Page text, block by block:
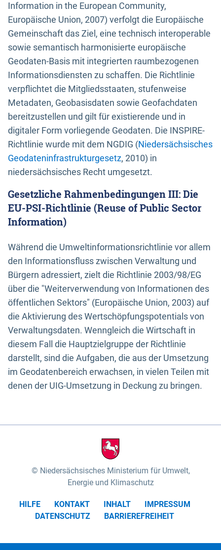
Information in the European Community,
Europäische Union, 2007) verfolgt die Europäische
Gemeinschaft das Ziel, eine technisch interoperable
sowie semantisch harmonisierte europäische
Geodaten-Basis mit integrierten raumbezogenen
Informationsdiensten zu schaffen. Die Richtlinie
verpflichtet die Mitgliedsstaaten, stufenweise
Metadaten, Geobasisdaten sowie Geofachdaten
bereitzustellen und gilt für existierende und in
digitaler Form vorliegende Geodaten. Die INSPIRE-
Richtlinie wurde mit dem NGDIG (Niedersächsisches
Geodateninfrastrukturgesetz, 2010) in
niedersächsisches Recht umgesetzt.
Gesetzliche Rahmenbedingungen III: Die
EU-PSI-Richtlinie (Reuse of Public Sector
Information)
Während die Umweltinformationsrichtlinie vor allem
den Informationsfluss zwischen Verwaltung und
Bürgern adressiert, zielt die Richtlinie 2003/98/EG
über die "Weiterverwendung von Informationen des
öffentlichen Sektors" (Europäische Union, 2003) auf
die Aktivierung des Wertschöpfungspotentials von
Verwaltungsdaten. Wenngleich die Wirtschaft in
diesem Fall die Hauptzielgruppe der Richtlinie
darstellt, sind die Aufgaben, die aus der Umsetzung
im Geodatenbereich erwachsen, in vielen Teilen mit
denen der UIG-Umsetzung in Deckung zu bringen.
Niedersächsisches Ministerium für Umwelt,
Energie und Klimaschutz
HILFE KONTAKT INHALT
IMPRESSUM
DATENSCHUTZ
BARRIEREFREIHEIT